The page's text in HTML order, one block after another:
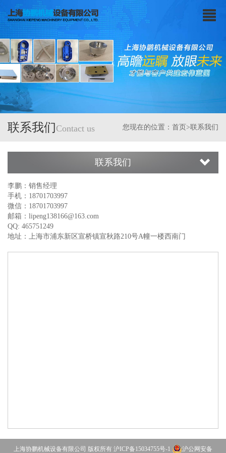
联系我们Contact us 您现在的位置： 首页 >联系我们
联系我们
李鹏：销售经理
手机：18701703997
微信：18701703997
邮箱：lipeng138166@163.com
QQ: 465751249
地址：上海市浦东新区宣桥镇宣秋路210号A幢一楼西南门
上海协鹏机械设备有限公司 版权所有 沪ICP备15034755号-1 沪公网安备